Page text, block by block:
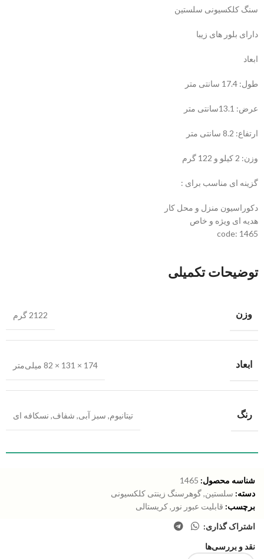
سنگ کلکسیونی سلستین
دارای بلور های زیبا
ابعاد
طول: 17.4 سانتی متر
عرض: 13.1سانتی متر
ارتفاع: 8.2 سانتی متر
وزن: 2 کیلو و 122 گرم
گزینه ای مناسب برای :
دکوراسیون منزل و محل کار
هدیه ای ویژه و خاص
code: 1465
توضیحات تکمیلی
وزن 2122 گرم
ابعاد 174 × 131 × 82 میلی‌متر
رنگ تیتانیوم, سبز آبی, شفاف, نسکافه ای
شناسه محصول: 1465
دسته: سلستین,گوهرسنگ زینتی کلکسیونی
برچسب: قابلیت عبور نور ,کریستالی
اشتراک گذاری:
نقد و بررسی‌ها